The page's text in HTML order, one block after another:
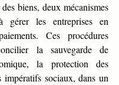
biens, deux mécanismes
gérer les entreprises en
Ces procédures
la sauvegarde de
la protection des
impératifs sociaux, dans un